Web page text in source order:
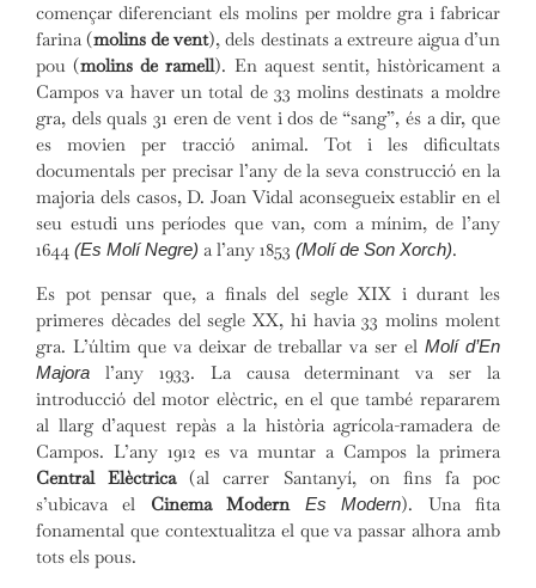
començar diferenciant els molins per moldre gra i fabricar
farina (molins de vent), dels destinats a extreure aigua d’un
pou (molins de ramell). En aquest sentit, històricament a
Campos va haver un total de 33 molins destinats a moldre
gra, dels quals 31 eren de vent i dos de “sang”, és a dir, que
es movien per tracció animal. Tot i les dificultats
documentals per precisar l’any de la seva construcció en la
majoria dels casos, D. Joan Vidal aconsegueix establir en el
seu estudi uns períodes que van, com a mínim, de l’any
1644 (Es Molí Negre) a l’any 1853 (Molí de Son Xorch).
Es pot pensar que, a finals del segle XIX i durant les
primeres dècades del segle XX, hi havia 33 molins molent
gra. L’últim que va deixar de treballar va ser elMolí d’En
Majora l’any 1933. La causa determinant va ser la
introducció del motor elèctric, en el que també repararem
al llarg d’aquest repàs a la història agrícola-ramadera de
Campos. L’any 1912 es va muntar a Campos la primera
Central Elèctrica(al carrer Santanyí, on fins fa poc
s’ubicava el Cinema Modern Es Modern). Una fita
fonamental que contextualitza el que va passar alhora amb
tots els pous.